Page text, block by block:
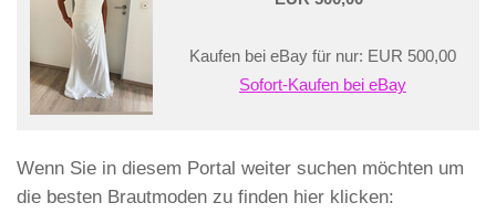
Kaufen bei eBay für nur: EUR 500,00
Sofort-Kaufen bei eBay
Wenn Sie in diesem Portal weiter suchen möchten um
die besten Brautmoden zu finden hier klicken: